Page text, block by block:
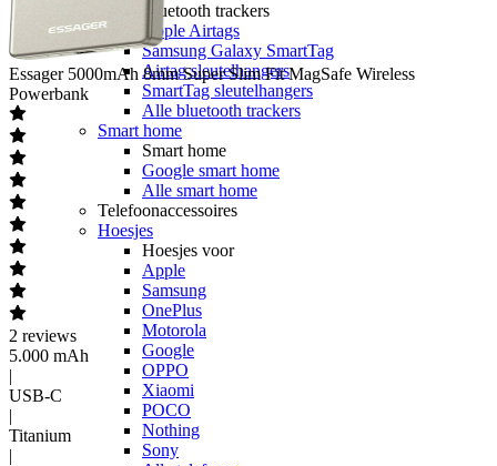
Bluetooth trackers
Apple Airtags
Samsung Galaxy SmartTag
Airtag sleutelhangers
SmartTag sleutelhangers
Alle bluetooth trackers
Smart home
Smart home
Google smart home
Alle smart home
Telefoonaccessoires
Hoesjes
Hoesjes voor
Apple
Samsung
OnePlus
Motorola
Google
OPPO
Xiaomi
POCO
Nothing
Sony
Essager 5000mAh 8mm Super Slim Fit MagSafe Wireless
Powerbank
2 reviews
5.000 mAh
|
USB-C
|
Titanium
|